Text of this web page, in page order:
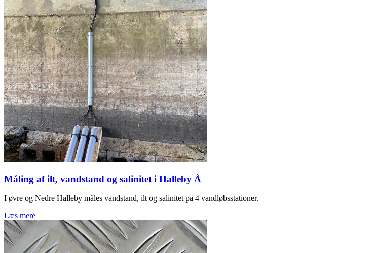
Måling af ilt, vandstand og salinitet i Halleby Å
I øvre og Nedre Halleby måles vandstand, ilt og salinitet på 4 vandløbsstationer.
Læs mere